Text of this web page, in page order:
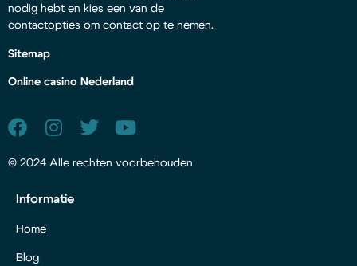
nodig hebt en kies een van de
contactopties om contact op te nemen.
Sitemap
Online casino Nederland
© 2024 Alle rechten voorbehouden
Informatie
Home
Blog